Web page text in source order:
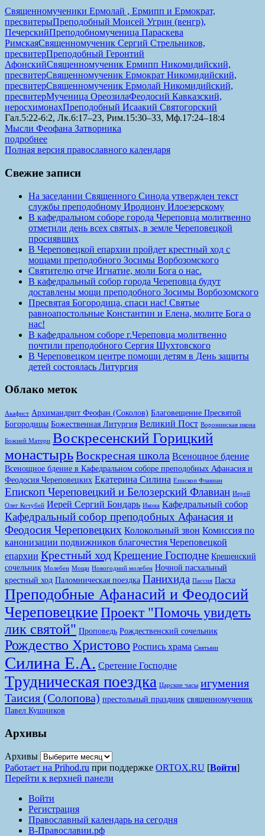
Священномученики Ермолай , Ермипп и Ермократ,
пресвитерыПреподобный Моисей Угрин (венгр),
ПечерскийПреподобномученица Параскева
РимскаяСвященномученик Сергий Стрельников,
пресвитерПреподобный Геронтий
АфонскийСвященномученик Ермипп Никомидийский,
пресвитерСвященномученик Ермократ Никомидийский,
пресвитерСвященномученик Ермолай Никомидийский,
пресвитерМученица ОреозилаФеодосий Кавказский,
иеросхимонахПреподобный Исаакий Святогорский
Гал.5:22-6:2, Лк.6:17–23, Рим.15:30–33, Мф.17:24–18:4
Мысли Феофана Затворника
подробнее
Полная версия православного календаря
Свежие записи
На заседании Священного Синода утвержден текст
службы преподобному Иродиону Илоезерскому
В кафедральном соборе города Череповца молитвенно
отметили день всех святых, в земле Череповецкой
просиявших
В Череповецкой епархии пройдет крестный ход с
мощами преподобного Зосимы Ворбозомского
Святителю отче Игнатие, моли Бога о нас.
В кафедральный собор города Череповца будут
доставлены мощи преподобного Зосимы Ворбозомского
Пресвятая Богородица, спаси нас! Святые
равноапостольные Константин и Елена, молите Бога о
нас!
В кафедральном соборе г.Череповца молитвенно
почтили преподобного Сергия Шухтовского
В Череповецком центре помощи детям в День защиты
детей состоялась Литургия
Облако меток
Акафист Архимандрит Феофан (Соколов) Благовещение Пресвятой
Богородицы Божественная Литургия Великий Пост Воронинская икона
Божией Матери Воскресенский Горицкий
монастырьВоскресная школа Всенощное бдение
Всенощное бдение в Кафедральном соборе преподобных Афанасия и
Феодосия Череповецких Екатерина Силина Епископ Флавиан
Епископ Череповецкий и Белозерский Флавиан Иерей
Олег Кочубей Иерей Сергий Бондарь Икона Кафедральный собор
Кафедральный собор преподобных Афанасия и
Феодосия Череповецких Колокольный звон Комиссия по
канонизации подвижников благочестия Череповецкой
епархии Крестный ходКрещение Господне Крещенский
сочельник Молебен Мощи Новогодний молебен Ночной пасхальный
крестный ход Паломническая поездка Панихида Пассия Пасха
Преподобные Афанасий и Феодосий
ЧереповецкиеПроект "Помочь увидеть
лик святой" Проповедь Рождественский сочельник
Рождество Христово Роспись храма Святыни
Силина Е.А. Сретение Господне
Трудническая поездка Царские часы игумения
Таисия (Солопова) престольный праздник священномученик
Павел Кушников
Архивы
Архивы
Работает на Prihod.ru при поддержке ORTOX.RU [Войти]
Перейти к верхней панели
Войти
Регистрация
Православный календарь на сегодня
В-Православии.рф